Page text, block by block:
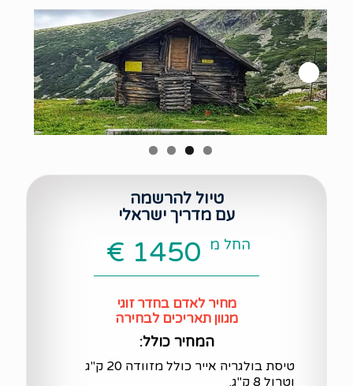
Next
טיול להרשמה
עם מדריך ישראלי
החל מ 1450 €
מחיר לאדם בחדר זוגי
מגוון תאריכים לבחירה
המחיר כולל:
טיסת בולגריה אייר כולל מזוודה 20 ק"ג
וטרול 8 ק"ג.